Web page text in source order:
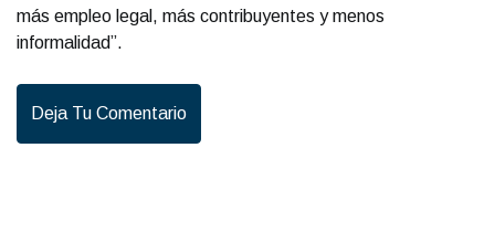
más empleo legal, más contribuyentes y menos
informalidad”.
Deja Tu Comentario